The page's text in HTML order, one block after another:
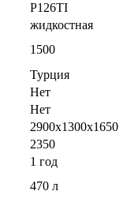
P126TI
жидкостная
1500
Турция
Нет
Нет
2900x1300x1650
2350
1 год
470 л